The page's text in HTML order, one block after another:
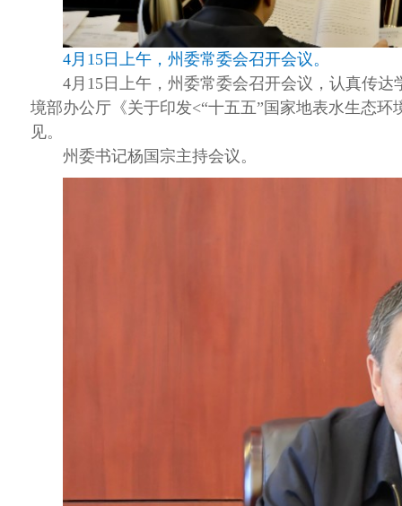
4月15日上午，州委常委会召开会议。
4月15日上午，州委常委会召开会议，认真传
境部办公厅《关于印发<“十五五”国家地表水生态环
见。
州委书记杨国宗主持会议。